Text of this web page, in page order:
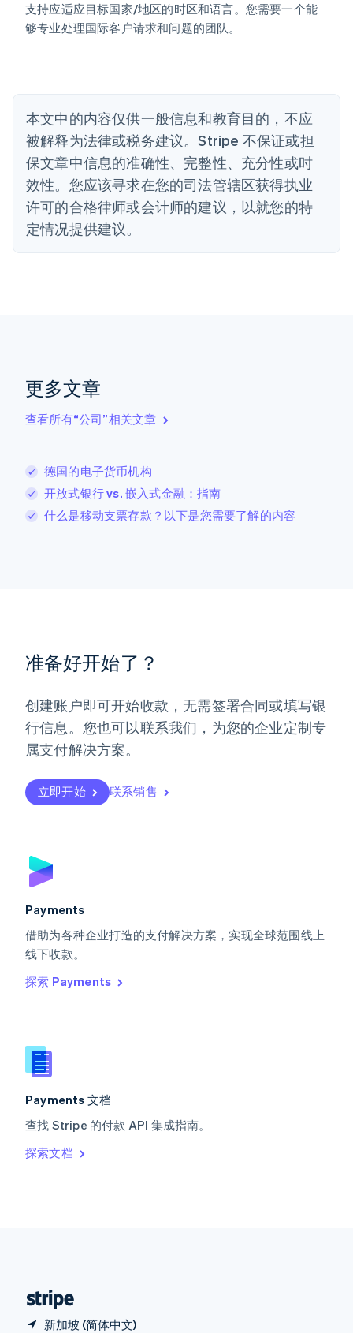
支持应适应目标国家/地区的时区和语言。您需要一个能
够专业处理国际客户请求和问题的团队。
本文中的内容仅供一般信息和教育目的，不应
被解释为法律或税务建议。Stripe 不保证或担
保文章中信息的准确性、完整性、充分性或时
效性。您应该寻求在您的司法管辖区获得执业
许可的合格律师或会计师的建议，以就您的特
定情况提供建议。
更多文章
查看所有“公司”相关文章
德国的电子货币机构
开放式银行 vs. 嵌入式金融：指南
什么是移动支票存款？以下是您需要了解的内容
准备好开始了？
创建账户即可开始收款，无需签署合同或填写银
行信息。您也可以联系我们，为您的企业定制专
属支付解决方案。
立即开始 联系销售
Payments
借助为各种企业打造的支付解决方案，实现全球范围线上
线下收款。
探索 Payments
Payments 文档
查找 Stripe 的付款 API 集成指南。
探索文档
新加坡 (简体中文)
PortuguêsEnglish
保加利亚
English
丹麦
德国
DeutschEnglish
法国
FrançaisEnglish
芬兰
EnglishSvenska
English
English
卢森堡
罗马尼亚
English
挪威
葡萄牙
Português English
日本
日本語English
瑞典
瑞士
DeutschFrançais
English
斯洛文尼亚
泰国
ไทยEnglish
希腊
English
西班牙
新西兰
English
匈牙利
English
ItalianoEnglish
印度
English